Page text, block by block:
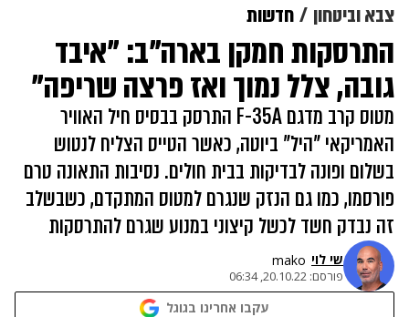
צבא וביטחון חדשות
התרסקות חמקן בארה"ב: "איבד
גובה, צלל נמוך ואז פרצה שריפה"
מטוס קרב מדגם F-35A התרסק בבסיס חיל האוויר
האמריקאי "היל" ביוטה, כאשר הטייס הצליח לנטוש
בשלום ופונה לבדיקות בבית חולים. נסיבות התאונה טרם
פורסמו, כמו גם הנזק שנגרם למטוס המתקדם, כשבשלב
זה נבדק חשד לכשל קיצוני במנוע שגרם להתרסקות
שי לוי mako
פורסם: 20.10.22, 06:34
עקבו אחרינו בגוגל